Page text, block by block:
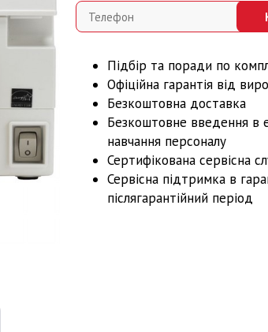
Підбір та поради по
Офіційна гарантія від
Безкоштовна доставка
Безкоштовне введення в
навчання персоналу
Сертифікована сервісна
Сервісна підтримка в
післягарантійний період